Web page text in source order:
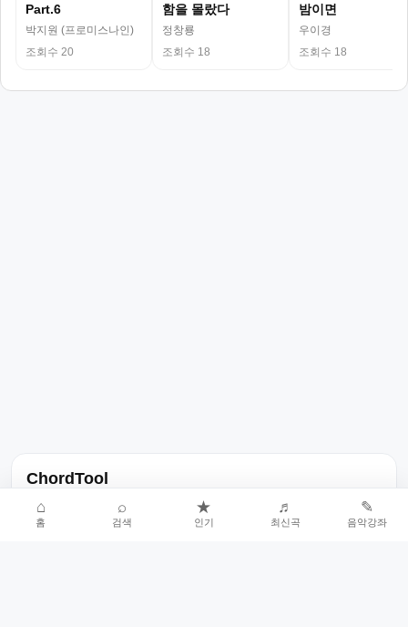
Part.6
박지원 (프로미스나인)
조회수 20
함을 몰랐다
정창룡
조회수 18
밤이면
우이경
조회수 18
ChordTool
노래 가사, 곡 정보, 코드, 악보를 한곳에서 찾을 수 있는 음악 정보
서비스입니다.
⌂
홈
⌕
검색
★
인기
♬
최신곡
✎
음악강좌